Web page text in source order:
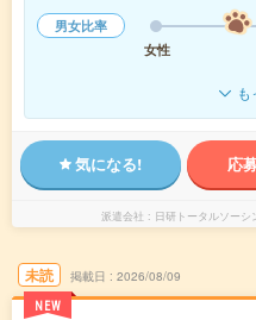
男女比率
女性
気になる! 応
派遣会社 日研トータルソー
未読
NEW
掲載日 2026/08/09